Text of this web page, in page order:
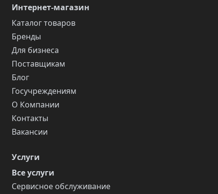
Интернет-магазин
Каталог товаров
Бренды
Для бизнеса
Поставщикам
Блог
Госучреждениям
О Компании
Контакты
Вакансии
Услуги
Все услуги
Сервисное обслуживание